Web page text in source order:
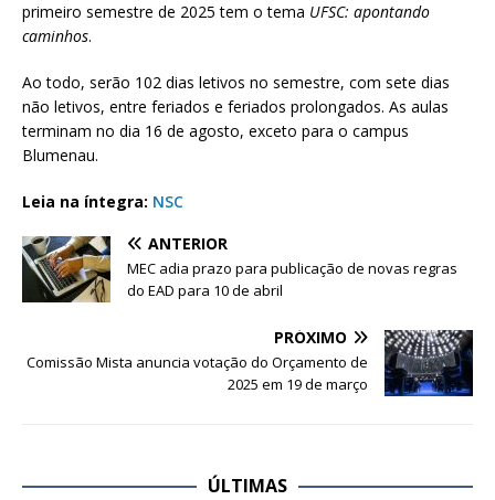
primeiro semestre de 2025 tem o tema UFSC: apontando
caminhos.
Ao todo, serão 102 dias letivos no semestre, com sete dias
não letivos, entre feriados e feriados prolongados. As aulas
terminam no dia 16 de agosto, exceto para o campus
Blumenau.
Leia na íntegra: NSC
ANTERIOR
MEC adia prazo para publicação de novas regras
do EAD para 10 de abril
PRÓXIMO
Comissão Mista anuncia votação do Orçamento de
2025 em 19 de março
ÚLTIMAS